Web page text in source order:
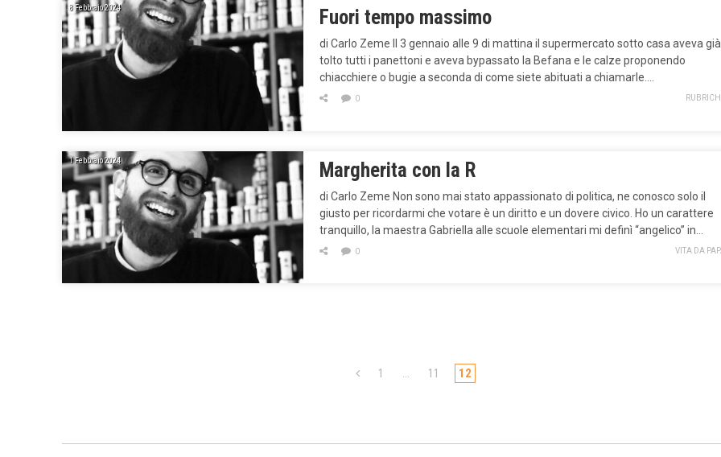
8 Febbraio 2024 Fuori tempo massimo
di Carlo Zeme Il 3 gennaio alle 9 di mattina il supermercato sotto casa aveva già
tolto tutti i panettoni e aveva bypassato la Befana e le calze proponendo
chiacchiere o bugie a seconda di come siete abituati a chiamarle….
0
1 Febbraio 2024 Margherita con la R
di Carlo Zeme Non sono mai stato appassionato di politica, ne conosco solo il
giusto per ricordarmi che votare è un diritto e un dovere civico. Ho un carattere
tranquillo, la maestra Gabriella alle scuole elementari mi definì “angelico” in…
VITA DA
0
1 … 11 12